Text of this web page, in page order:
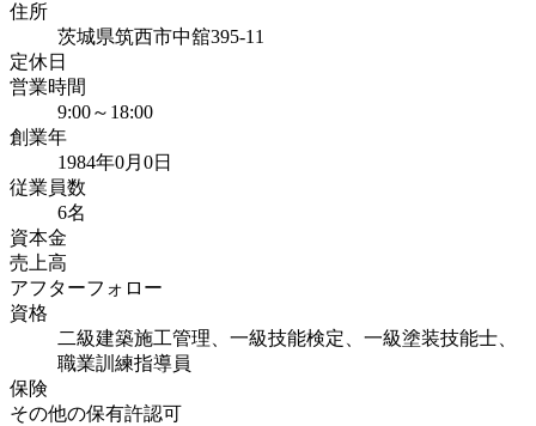
住所
茨城県筑西市中舘395-11
定休日
営業時間
9:00～18:00
創業年
1984年0月0日
従業員数
6名
資本金
売上高
アフターフォロー
資格
二級建築施工管理、一級技能検定、一級塗装技能士、
職業訓練指導員
保険
その他の保有許認可